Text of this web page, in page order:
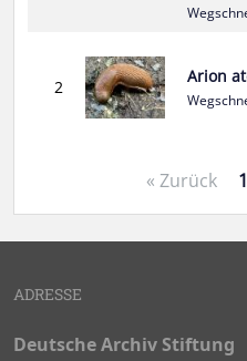
2
Arion
« Zurück 1
ADRESSE
Deutsche Archiv Stiftung